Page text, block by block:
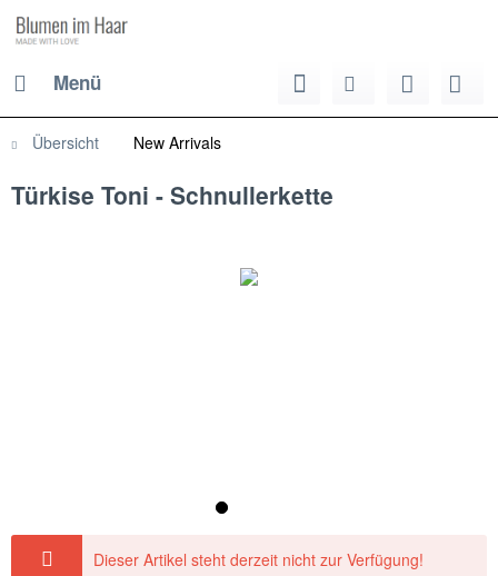
Menü
Übersicht New Arrivals
Türkise Toni - Schnullerkette
Dieser Artikel steht derzeit nicht zur Verfügung!